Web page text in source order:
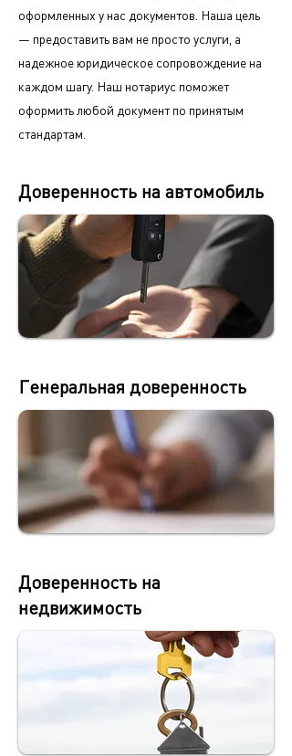
оформленных у нас документов. Наша цель
— предоставить вам не просто услуги, а
надежное юридическое сопровождение на
каждом шагу. Наш нотариус поможет
оформить любой документ по принятым
стандартам.
Доверенность на автомобиль
Генеральная доверенность
Доверенность на
недвижимость